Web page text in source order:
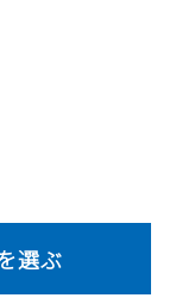
7